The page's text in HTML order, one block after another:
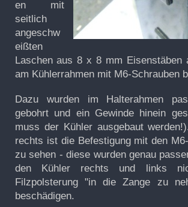
en
mit
seitlich
angeschw
eißten
Laschen aus 8 x 8 mm Eisenstäben
am Kühlerrahmen mit M6-Schrauben
Dazu wurden im Halterahmen
gebohrt und ein Gewinde hinein
muss der Kühler ausgebaut
rechts ist die Befestigung mit den
zu sehen - diese wurden genau
den Kühler rechts und links
Filzpolsterung "in die Zange zu
beschädigen.